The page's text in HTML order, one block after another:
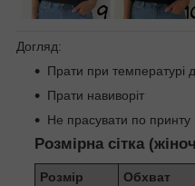
Догляд:
Прати при температурі
Прати навиворіт
Не прасувати по принту
Розмірна сітка
Розмір
Обхват